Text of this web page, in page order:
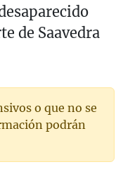
de Saavedra
o que no se
podrán